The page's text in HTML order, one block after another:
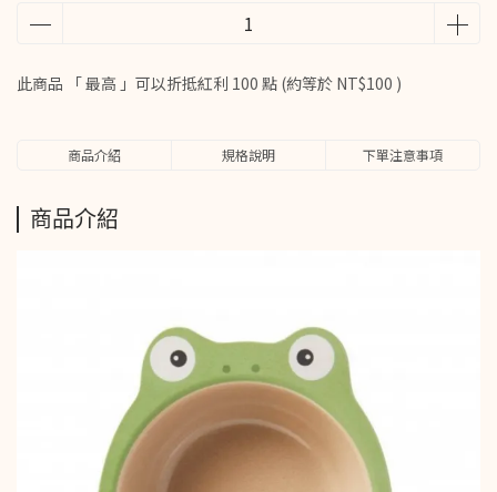
此商品 「 最高 」可以折抵紅利 100 點 (約等於 NT$100 )
商品介紹 規格說明 下單注意事項
商品介紹